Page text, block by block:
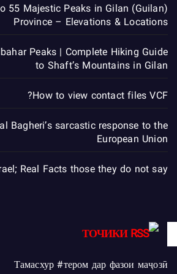
55 Majestic Peaks in Gilan (Guilan)
Province – Elevations & Locations
Peaks | Complete Hiking Guide
to Shaft’s Mountains in Gilan
How to view contact files VCF?
Bagheri’s sarcastic response to the
European Union
Real Facts those they do not say!
ТОЧИКИ
Тамасхур #тером дар фазои маҷозӣ